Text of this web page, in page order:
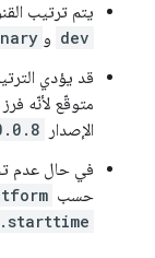
يتم ترتيب
dev و
قد يؤدي
متوقّع لأنّه
الإصدار
في حال عدم
حسب